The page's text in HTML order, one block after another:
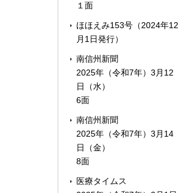
１面
ほほえみ153号（2024年12
月1日発行）
南信州新聞
2025年（令和7年）3月12
日（水）
6面
南信州新聞
2025年（令和7年）3月14
日（金）
8面
医療タイムス